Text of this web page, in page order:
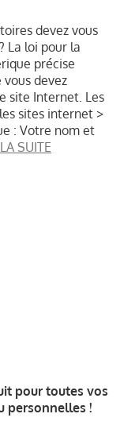
devez vous
La loi pour la
précise
devez
site Internet. Les
sites internet >
: Votre nom et
SUITE
pour toutes vos
personnelles !